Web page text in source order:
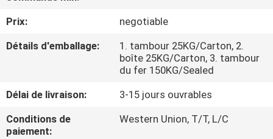
PROPOS
DE
NOUS
VISITE
L'USINE
Prix:
negotiable
Détails d'emballage:
1. tambour 25KG/Carton, 2.
boîte 25KG/Carton, 3. tambour
du fer 150KG/Sealed
Délai de livraison:
3-15 jours ouvrables
Conditions de
paiement:
Western Union, T/T, L/C